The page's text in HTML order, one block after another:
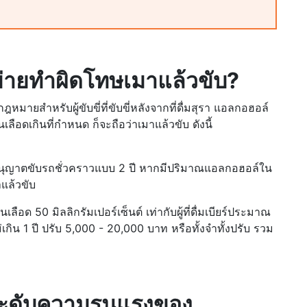
ยทำผิดโทษเมาแล้วขับ?
หมายสำหรับผู้ขับขี่ที่ขับขี่หลังจากที่ดื่มสุรา แอลกอฮอล์
ลือดเกินที่กำหนด ก็จะถือว่าเมาแล้วขับ ดังนี้
าตขับรถชั่วคราวแบบ 2 ปี หากมีปริมาณแอลกอฮอล์ใน
แล้วขับ
อด 50 มิลลิกรัมเปอร์เซ็นต์ เท่ากับผู้ที่ดื่มเบียร์ประมาณ
กิน 1 ปี ปรับ 5,000 - 20,000 บาท หรือทั้งจำทั้งปรับ รวม